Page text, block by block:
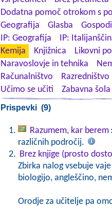
Dodatna pomoč otrokom s
Geografija
Glasba
IP: Geografija
IP:
Kemija
Knjižnica Likovni
Naravoslovje in tehnika
Računalništvo
Razredništvo
Učimo se učiti
Zabavna šola
Prispevki (9)
Razumem, kar berem
različnih področij.
Brez knjige (prosto
Zbirka nalog vsebuje
biologijo, angleščino,
Orodje za učitelje pa